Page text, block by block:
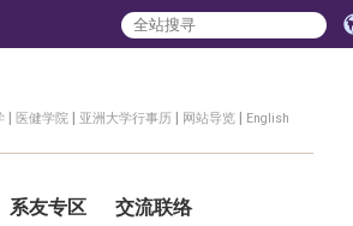
| 医健学院 | 亚洲大学行事历 | 网站导览 | English
系友专区 交流联络